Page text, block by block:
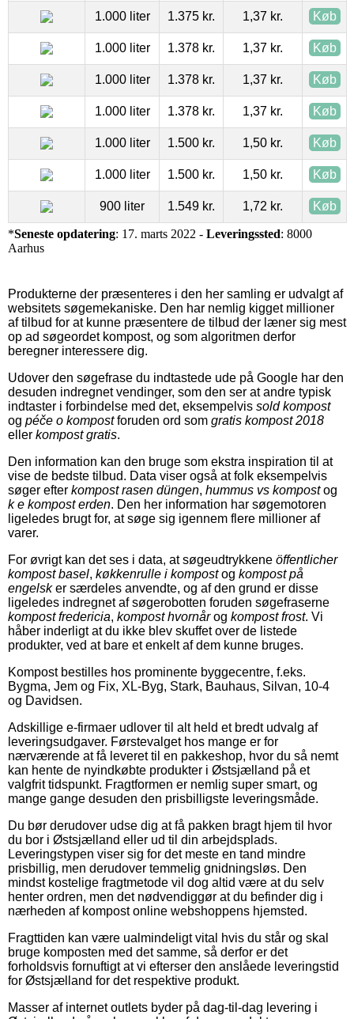
1.000 liter 1.375 kr. 1,37 kr. Køb
1.000 liter 1.378 kr. 1,37 kr. Køb
1.000 liter 1.378 kr. 1,37 kr. Køb
1.000 liter 1.378 kr. 1,37 kr. Køb
1.000 liter 1.500 kr. 1,50 kr. Køb
1.000 liter 1.500 kr. 1,50 kr. Køb
900 liter 1.549 kr. 1,72 kr. Køb
*Seneste opdatering: 17. marts 2022 - Leveringssted: 8000
Aarhus
Produkterne der præsenteres i den her samling er udvalgt af
websitets søgemekaniske. Den har nemlig kigget millioner
af tilbud for at kunne præsentere de tilbud der læner sig mest
op ad søgeordet kompost, og som algoritmen derfor
beregner interessere dig.
Udover den søgefrase du indtastede ude på Google har den
desuden indregnet vendinger, som den ser at andre typisk
indtaster i forbindelse med det, eksempelvis sold kompost
og péče o kompostforuden ord som gratis kompost 2018
eller kompost gratis.
Den information kan den bruge som ekstra inspiration til at
vise de bedste tilbud. Data viser også at folk eksempelvis
søger efter kompost rasen düngen, hummus vs kompostog
k e kompost erden. Den her information har søgemotoren
ligeledes brugt for, at søge sig igennem flere millioner af
varer.
For øvrigt kan det ses i data, at søgeudtrykkene öffentlicher
kompost basel, køkkenrulle i kompostog kompost på
engelsker særdeles anvendte, og af den grund er disse
ligeledes indregnet af søgerobotten foruden søgefraserne
kompost fredericia, kompost hvornårog kompost frost. Vi
håber inderligt at du ikke blev skuffet over de listede
produkter, ved at bare et enkelt af dem kunne bruges.
Kompost bestilles hos prominente byggecentre, f.eks.
Bygma, Jem og Fix, XL-Byg, Stark, Bauhaus, Silvan, 10-4
og Davidsen.
Adskillige e-firmaer udlover til alt held et bredt udvalg af
leveringsudgaver. Førstevalget hos mange er for
nærværende at få leveret til en pakkeshop, hvor du så nemt
kan hente de nyindkøbte produkter i Østsjælland på et
valgfrit tidspunkt. Fragtformen er nemlig super smart, og
mange gange desuden den prisbilligste leveringsmåde.
Du bør derudover udse dig at få pakken bragt hjem til hvor
du bor i Østsjælland eller ud til din arbejdsplads.
Leveringstypen viser sig for det meste en tand mindre
prisbillig, men derudover temmelig gnidningsløs. Den
mindst kostelige fragtmetode vil dog altid være at du selv
henter ordren, men det nødvendiggør at du befinder dig i
nærheden af kompost online webshoppens hjemsted.
Fragttiden kan være ualmindeligt vital hvis du står og skal
bruge komposten med det samme, så derfor er det
forholdsvis fornuftigt at vi efterser den anslåede leveringstid
for Østsjælland for det respektive produkt.
Masser af internet outlets byder på dag-til-dag levering i